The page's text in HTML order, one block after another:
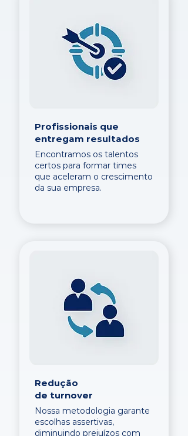
Profissionais que
entregam resultados
Encontramos os talentos
certos para formar times
que aceleram o crescimento
da sua empresa.
Redução
de turnover
Nossa metodologia garante
escolhas assertivas,
diminuindo prejuízos com